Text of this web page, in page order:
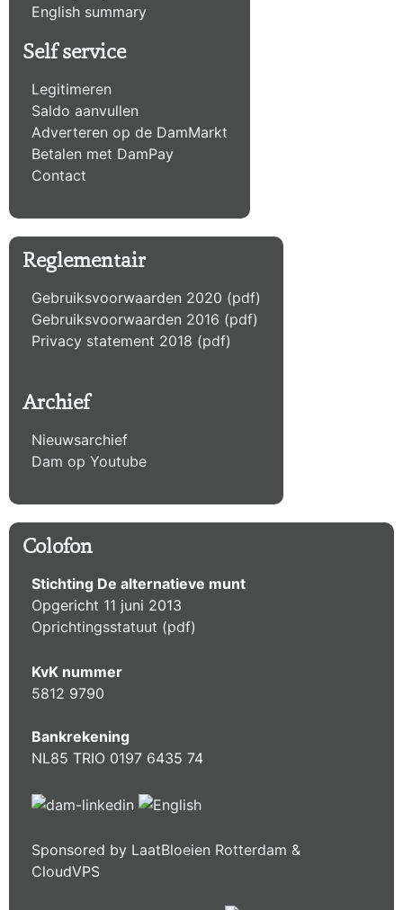
English summary
Self service
Legitimeren
Saldo aanvullen
Adverteren op de DamMarkt
Betalen met DamPay
Contact
Reglementair
Gebruiksvoorwaarden 2020 (pdf)
Gebruiksvoorwaarden 2016 (pdf)
Privacy statement 2018 (pdf)
Archief
Nieuwsarchief
Dam op Youtube
Colofon
Stichting De alternatieve munt
Opgericht 11 juni 2013
Oprichtingsstatuut (pdf)
KvK nummer
5812 9790
Bankrekening
NL85 TRIO 0197 6435 74
Sponsored by LaatBloeien Rotterdam &
CloudVPS